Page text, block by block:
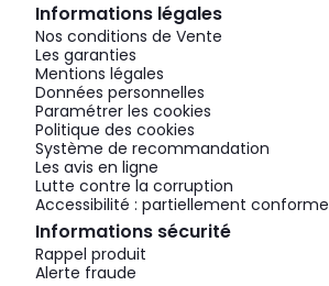
Informations légales
Nos conditions de Vente
Les garanties
Mentions légales
Données personnelles
Paramétrer les cookies
Politique des cookies
Système de recommandation
Les avis en ligne
Lutte contre la corruption
Accessibilité : partiellement conforme
Informations sécurité
Rappel produit
Alerte fraude